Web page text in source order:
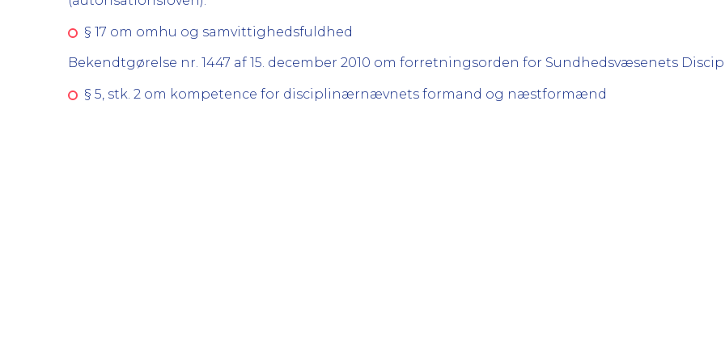
§ 17 om omhu og samvittighedsfuldhed
Bekendtgørelse nr. 1447 af 15. december 2010 om forretningsorden for Sundhedsvæsenets
§ 5, stk. 2 om kompetence for disciplinærnævnets formand og næstformænd